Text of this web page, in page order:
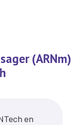
(ARNm)
en